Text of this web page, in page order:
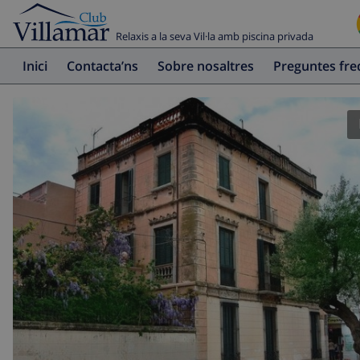
Relaxis a la seva Vil·la amb piscina privada
Inici Contacta’ns Sobre nosaltres Preguntes